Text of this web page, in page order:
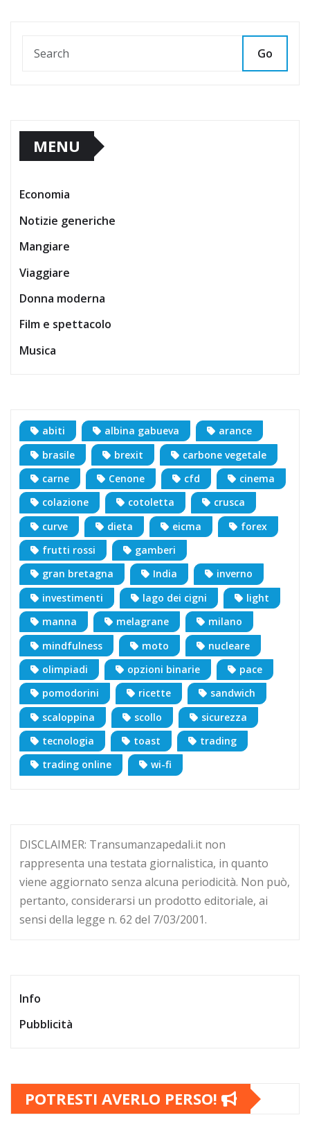
Go
MENU
Economia
Notizie generiche
Mangiare
Viaggiare
Donna moderna
Film e spettacolo
Musica
abiti albina gabueva
arance
brasile
brexit
carbone vegetale
carne
Cenone cfd
cinema
colazione
cotoletta
crusca
curve
dieta eicma
forex
frutti rossi
gamberi
gran bretagna
India
inverno
investimenti
lago dei cigni
light
manna
melagrane
milano
mindfulness
moto
nucleare
olimpiadi
opzioni binarie
pace
pomodorini
ricette
sandwich
scaloppina
scollo
sicurezza
tecnologia
toast
trading
trading online
wi-fi
DISCLAIMER: Transumanzapedali.it non
rappresenta una testata giornalistica, in quanto
viene aggiornato senza alcuna periodicità. Non può,
pertanto, considerarsi un prodotto editoriale, ai
sensi della legge n. 62 del 7/03/2001.
Info
Pubblicità
POTRESTI AVERLO PERSO!